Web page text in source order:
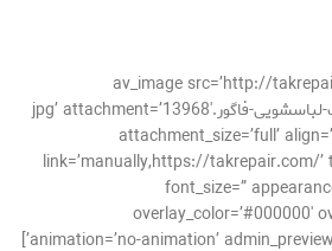
[/av_one_full][av_image src=’http://
content/uploads/تعمیرات-لباسشویی-فاگور.jpg’ attachment=’13968′
attachment_size=’full’
link=’manually,https://takrepair.com/’
font_size=”
overlay_color=’#000000′
animation=’no-animation’ admin_preview_bg=” av_uid=’av-btp8df’]